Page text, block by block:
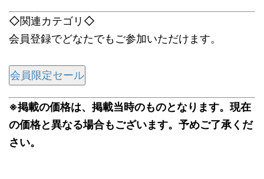
◇関連カテゴリ◇
会員登録でどなたでもご参加いただけます。
会員限定セール
※掲載の価格は、掲載当時のものとなります。現在
の価格と異なる場合もございます。予めご了承くだ
さい。